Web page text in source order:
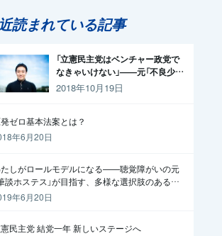
読まれている記事
「立憲民主党はベンチャー政党で
なきゃいけない」——元「不良少
年」の起業家が政治家になった理
2018年10月19日
ゼロ基本法案とは？
年6月20日
しがロールモデルになる——聴覚障がいの元
談ホステス」が目指す、多様な選択肢のある社
年6月20日
民主党 結党一年 新しいステージへ